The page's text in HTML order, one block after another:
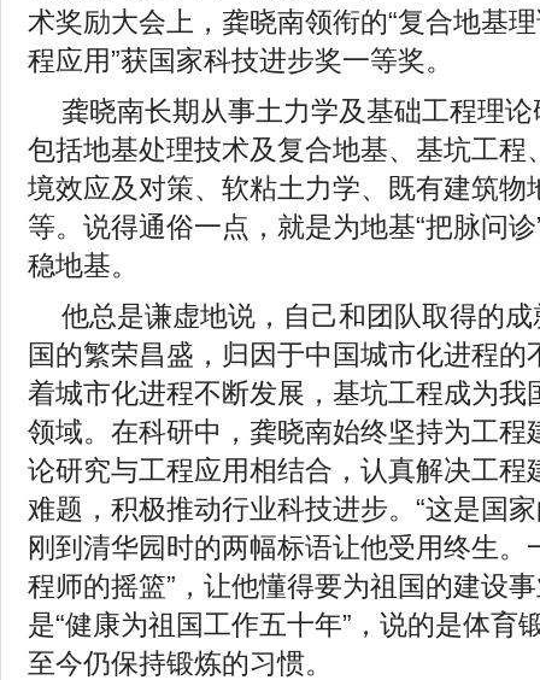
术奖励大会上，龚晓南领衔的“复合地基
程应用”获国家科技进步奖一等奖。
龚晓南长期从事土力学及基础工程理
包括地基处理技术及复合地基、基坑工程
境效应及对策、软粘土力学、既有建筑物
等。说得通俗一点，就是为地基“把脉问
稳地基。
他总是谦虚地说，自己和团队取得的
国的繁荣昌盛，归因于中国城市化进程的
着城市化进程不断发展，基坑工程成为我
领域。在科研中，龚晓南始终坚持为工程
论研究与工程应用相结合，认真解决工程
难题，积极推动行业科技进步。“这是国
刚到清华园时的两幅标语让他受用终生
程师的摇篮”，让他懂得要为祖国的建设
是“健康为祖国工作五十年”，说的是体育
至今仍保持锻炼的习惯。